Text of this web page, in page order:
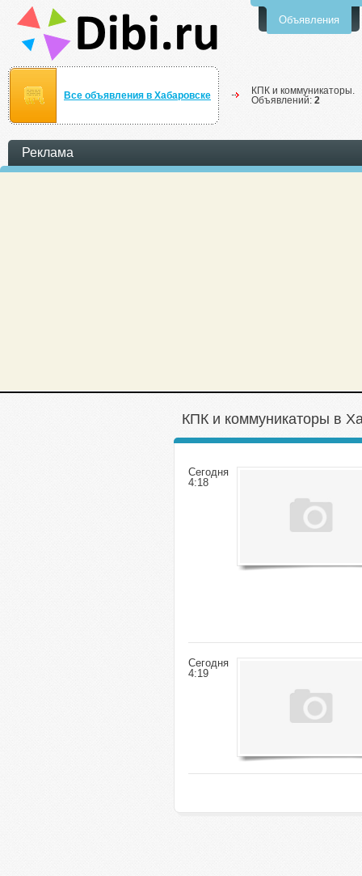
Объявления
Все объявления в Хабаровске
КПК и коммуникаторы.
Объявлений: 2
Реклама
КПК и коммуникаторы в
Сегодня
4:18
Сегодня
4:19